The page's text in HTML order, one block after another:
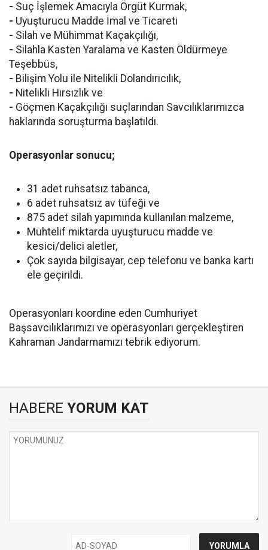
- Suç İşlemek Amacıyla Örgüt Kurmak,
- Uyuşturucu Madde İmal ve Ticareti
- Silah ve Mühimmat Kaçakçılığı,
- Silahla Kasten Yaralama ve Kasten Öldürmeye
Teşebbüs,
- Bilişim Yolu ile Nitelikli Dolandırıcılık,
- Nitelikli Hırsızlık ve
- Göçmen Kaçakçılığı suçlarından Savcılıklarımızca
haklarında soruşturma başlatıldı.
Operasyonlar sonucu;
31 adet ruhsatsız tabanca,
6 adet ruhsatsız av tüfeği ve
875 adet silah yapımında kullanılan malzeme,
Muhtelif miktarda uyuşturucu madde ve
kesici/delici aletler,
Çok sayıda bilgisayar, cep telefonu ve banka kartı
ele geçirildi.
Operasyonları koordine eden Cumhuriyet
Başsavcılıklarımızı ve operasyonları gerçekleştiren
Kahraman Jandarmamızı tebrik ediyorum.
HABERE YORUM KAT